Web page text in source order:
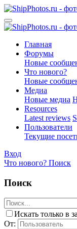
Главная
Форумы
Новые
Что нового?
Новые
Медиа
Новые медиа
Resources
Latest reviews
Пользователи
Текущие
Вход
Что нового? Поиск
Поиск
Искать только в
От: